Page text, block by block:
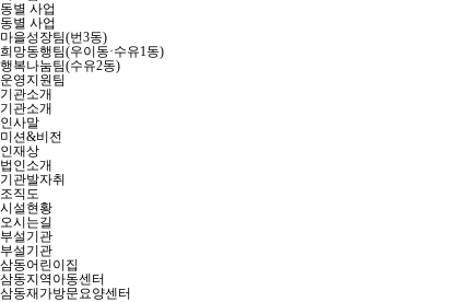
동별 사업
동별 사업
마을성장팀(번3동)
희망동행팀(우이동·수유1동)
행복나눔팀(수유2동)
운영지원팀
기관소개
기관소개
인사말
미션&비전
인재상
법인소개
기관발자취
조직도
시설현황
오시는길
부설기관
부설기관
삼동어린이집
삼동지역아동센터
삼동재가방문요양센터